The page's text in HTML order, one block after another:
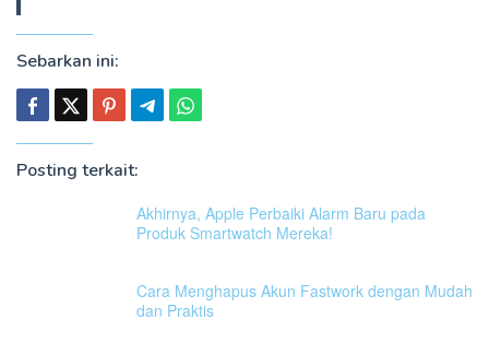
Sebarkan ini:
Posting terkait:
Akhirnya, Apple Perbaiki Alarm Baru pada
Produk Smartwatch Mereka!
Cara Menghapus Akun Fastwork dengan Mudah
dan Praktis